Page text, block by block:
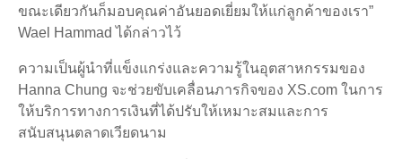
ขณะเดียวกันก็มอบคุณค่าอันยอดเยี่ยมให้แก่ลูกค้าของเรา”
Wael Hammad ได้กล่าวไว้
ความเป็นผู้นำที่แข็งแกร่งและความรู้ในอุตสาหกรรมของ
Hanna Chung จะช่วยขับเคลื่อนภารกิจของ XS.com ในการ
ให้บริการทางการเงินที่ได้ปรับให้เหมาะสมและการ
สนับสนุนตลาดเวียดนาม